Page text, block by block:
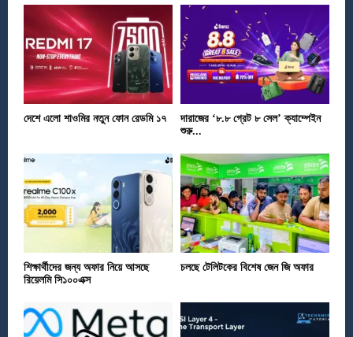
দেশে এলো শাওমির নতুন ফোন রেডমি ১৭
দারাজের ‘৮.৮ গ্রেট ৮ সেল’ ক্যাম্পেইন
শুরু...
শিক্ষার্থীদের জন্য অফার নিয়ে আসছে
রিয়েলমি সি১০০এক্স
চলছে টেলিটকের বিশেষ জেন জি অফার